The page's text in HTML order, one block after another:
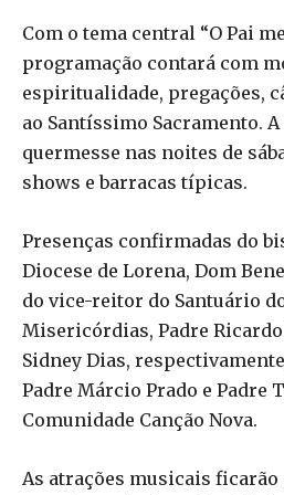
Com o tema central “O Pai
programação contará com
espiritualidade, pregações,
ao Santíssimo Sacramento.
quermesse nas noites de
shows e barracas típicas.
Presenças confirmadas do
Diocese de Lorena, Dom
do vice-reitor do Santuário
Misericórdias, Padre
Sidney Dias,
Padre Márcio Prado e Padre
Comunidade Canção Nova.
As atrações musicais ficarão